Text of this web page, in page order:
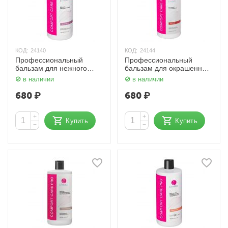
КОД: 24140
Профессиональный
бальзам для нежного
ухода за волосами 1000
в наличии
680₽
+
−
Купить
КОД: 24144
Профессиональный
бальзам для окрашенных
волос 1000 мл ETHERA
в наличии
680₽
+
−
Купить